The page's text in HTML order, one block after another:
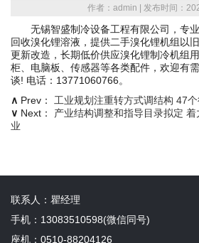
作者：admin | 发布时间：
无锡智盛制冷设备工程有限公司，专业
回收溴化锂溶液，提供二手溴化锂机组以
更新改造，长期低价供应溴化锂制冷机组
柜、电脑板、传感器等各类配件，欢迎有
谈! 电话：13771060766。
∧ Prev： 工业规划注重转方式调结构 47
∨ Next： 产业结构调整和指导目录拟定
业
联系人：瞿经理
手机：13083510598(微信同号)
座机：0510-88204126